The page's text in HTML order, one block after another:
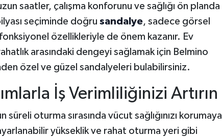
saatler, çalışma konforunu ve sağlığı ön planda
seçiminde doğru sandalye, sadece görsel
özellikleriyle de önem kazanır. Ev
arasındaki dengeyi sağlamak için Belmino
özel ve güzel sandalyeleri bulabilirsiniz.
İş Verimliliğinizi Artırın
oturma sırasında vücut sağlığınızı korumaya
yükseklik ve rahat oturma yeri gibi